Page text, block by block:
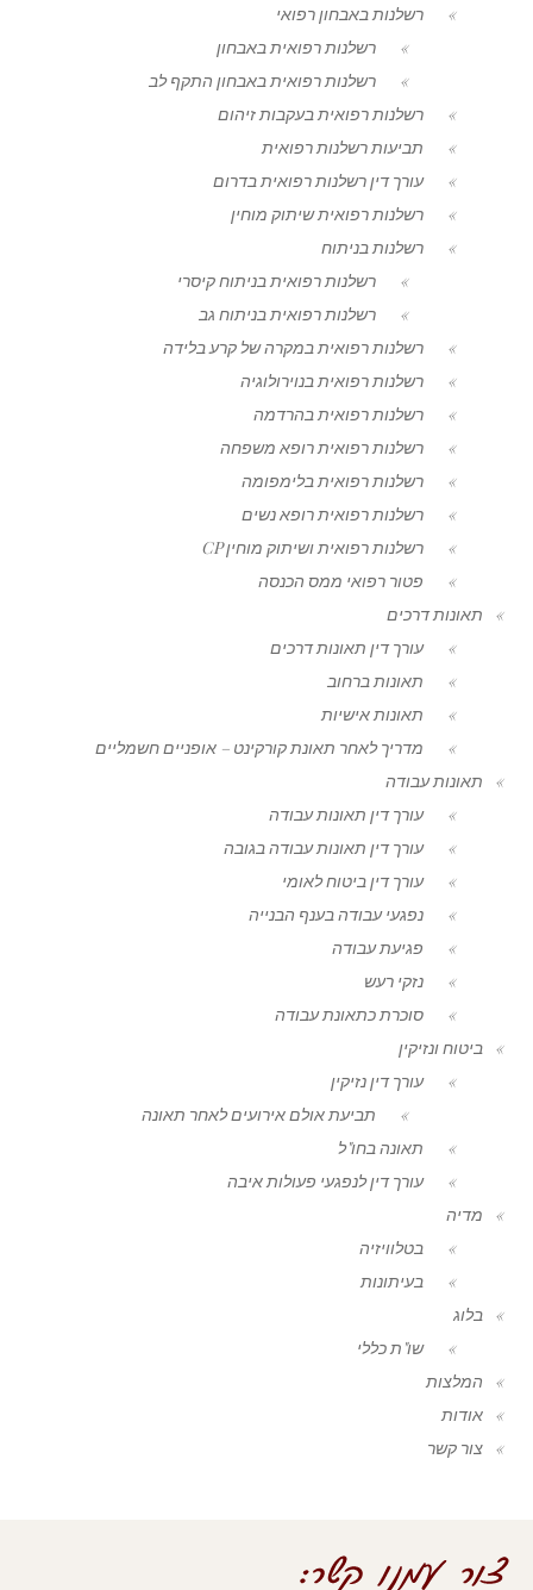
רשלנות באבחון רפואי
רשלנות רפואית באבחון
רשלנות רפואית באבחון התקף לב
רשלנות רפואית בעקבות זיהום
תביעות רשלנות רפואית
עורך דין רשלנות רפואית בדרום
רשלנות רפואית שיתוק מוחין
רשלנות בניתוח
רשלנות רפואית בניתוח קיסרי
רשלנות רפואית בניתוח גב
רשלנות רפואית במקרה של קרע בלידה
רשלנות רפואית בנוירולוגיה
רשלנות רפואית בהרדמה
רשלנות רפואית רופא משפחה
רשלנות רפואית בלימפומה
רשלנות רפואית רופא נשים
רשלנות רפואית ושיתוק מוחין CP
פטור רפואי ממס הכנסה
תאונות דרכים
עורך דין תאונות דרכים
תאונות ברחוב
תאונות אישיות
מדריך לאחר תאונת קורקינט – אופניים חשמליים
תאונות עבודה
עורך דין תאונות עבודה
עורך דין תאונות עבודה בגובה
עורך דין ביטוח לאומי
נפגעי עבודה בענף הבנייה
פגיעת עבודה
נזקי רעש
סוכרת כתאונת עבודה
ביטוח ונזיקין
עורך דין נזיקין
תביעת אולם אירועים לאחר תאונה
תאונה בחו"ל
עורך דין לנפגעי פעולות איבה
מדיה
בטלוויזיה
בעיתונות
בלוג
שו"ת כללי
המלצות
אודות
צור קשר